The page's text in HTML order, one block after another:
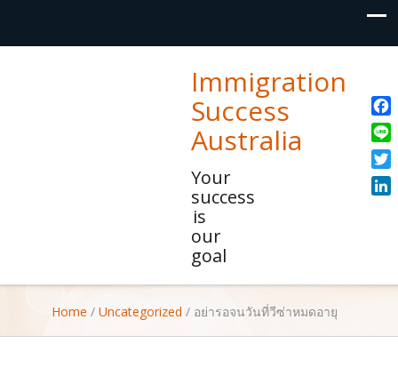
Immigration
Success
Australia
Your
success
is
our
goal
Home / Uncategorized / อย่ารอจนวันที่วีซ่าหมดอายุ
Line